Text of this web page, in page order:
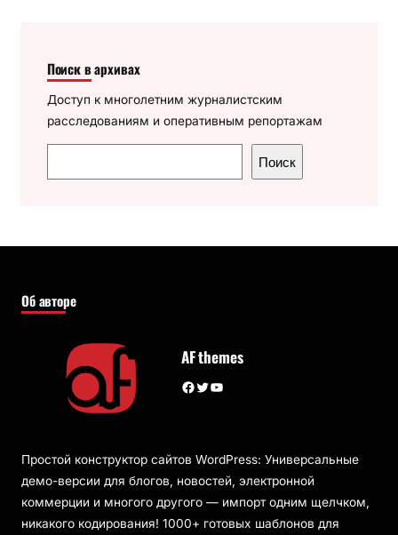
Поиск в архивах
Доступ к многолетним журналистским
расследованиям и оперативным репортажам
о
к
Поиск
Об авторе
AF themes
Facebook Twitter YouTube
Простой конструктор сайтов WordPress: Универсальные
демо-версии для блогов, новостей, электронной
коммерции и многого другого — импорт одним щелчком,
никакого кодирования! 1000+ готовых шаблонов для